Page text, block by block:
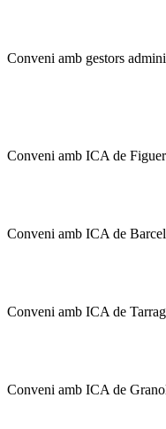
Conveni amb gestors
Conveni amb ICA de
Conveni amb ICA de
Conveni amb ICA de
Conveni amb ICA de